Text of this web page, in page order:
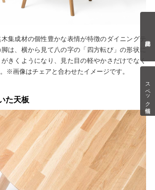
スペック情報
集成材の個性豊かな表情が特徴のダイニングテ
は、横から見て八の字の「四方転び」の形状に
きくようになり、見た目の軽やかさだけでなく
※画像はチェアと合わせたイメージです。
た天板